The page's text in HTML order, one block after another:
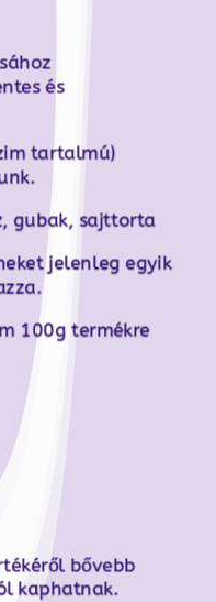
és
tartalmú)
gubak, sajttorta
jelenleg egyik
100g termékre
bővebb
kaphatnak.